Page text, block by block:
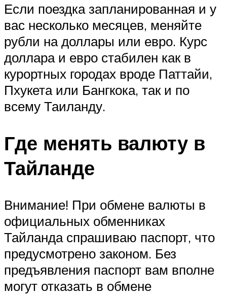
Если поездка запланированная и у
вас несколько месяцев, меняйте
рубли на доллары или евро. Курс
доллара и евро стабилен как в
курортных городах вроде Паттайи,
Пхукета или Бангкока, так и по
всему Таиланду.
Где менять валюту в
Тайланде
Внимание! При обмене валюты в
официальных обменниках
Тайланда спрашиваю паспорт, что
предусмотрено законом. Без
предъявления паспорт вам вполне
могут отказать в обмене